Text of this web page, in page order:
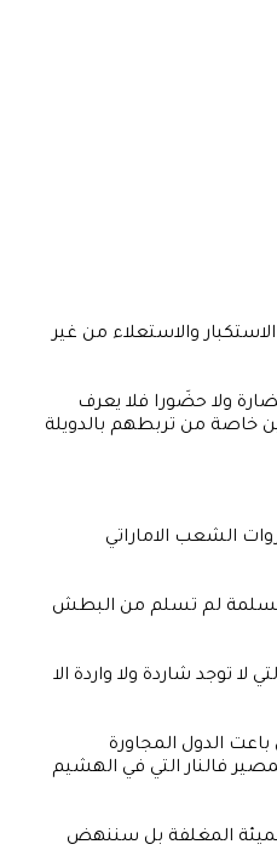
والاستعلاء من غير
ولا حضَورا فلا يعرف
خاصة من تربطهم بالدويلة
الشعب الاماراتي
المسلمة لم تسلم من البطش
توجد شاردة ولا واردة الا
الدول المجاورة
فالنار التي في الهشيم
المغلفة بل سننهض